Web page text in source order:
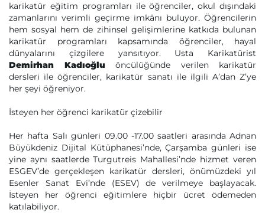
karikatür eğitim programları ile öğrenciler, okul dışındaki
zamanlarını verimli geçirme imkânı buluyor. Öğrencilerin
hem sosyal hem de zihinsel gelişimlerine katkıda bulunan
karikatür programları kapsamında öğrenciler, hayal
dünyalarını çizgilere yansıtıyor. Usta Karikatürist
Demirhan Kadıoğlu öncülüğünde verilen karikatür
dersleri ile öğrenciler, karikatür sanatı ile ilgili A’dan Z’ye
her şeyi öğreniyor.
İsteyen her öğrenci karikatür çizebilir
Her hafta Salı günleri 09.00 -17.00 saatleri arasında Adnan
Büyükdeniz Dijital Kütüphanesi’nde, Çarşamba günleri ise
yine aynı saatlerde Turgutreis Mahallesi’nde hizmet veren
ESGEV’de gerçekleşen karikatür dersleri, önümüzdeki yıl
Esenler Sanat Evi’nde (ESEV) de verilmeye başlayacak.
İsteyen her öğrenci eğitimlere hiçbir ücret ödemeden
katılabiliyor.